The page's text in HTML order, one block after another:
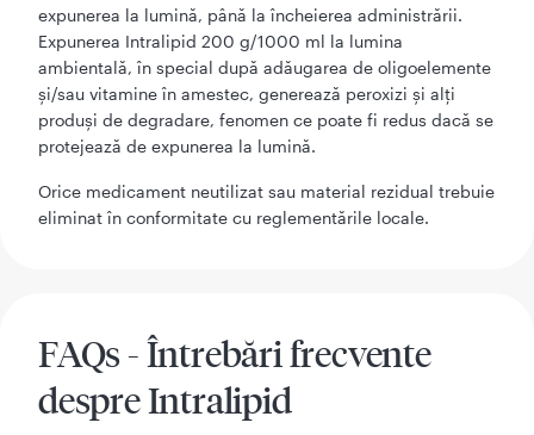
expunerea la lumină, până la încheierea administrării.
Expunerea Intralipid 200 g/1000 ml la lumina
ambientală, în special după adăugarea de oligoelemente
și/sau vitamine în amestec, generează peroxizi și alți
produși de degradare, fenomen ce poate fi redus dacă se
protejează de expunerea la lumină.
Orice medicament neutilizat sau material rezidual trebuie
eliminat în conformitate cu reglementările locale.
FAQs - Întrebări frecvente
despre Intralipid